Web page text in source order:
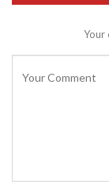
Your